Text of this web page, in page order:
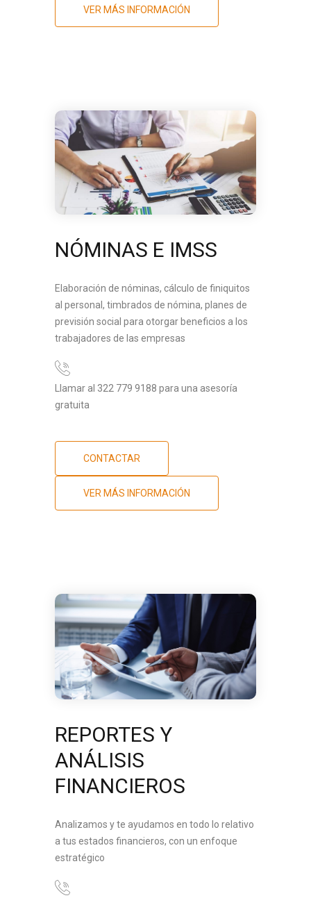
VER MÁS INFORMACIÓN
NÓMINAS E IMSS
Elaboración de nóminas, cálculo de finiquitos
al personal, timbrados de nómina, planes de
previsión social para otorgar beneficios a los
trabajadores de las empresas
Llamar al 322 779 9188 para una asesoría
gratuita
CONTACTAR
VER MÁS INFORMACIÓN
REPORTES Y
ANÁLISIS
FINANCIEROS
Analizamos y te ayudamos en todo lo relativo
a tus estados financieros, con un enfoque
estratégico